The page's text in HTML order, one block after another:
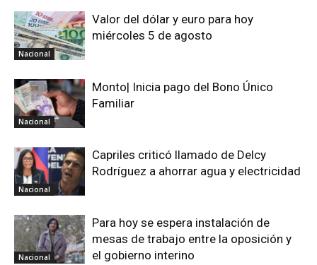
Nacional
Valor del dólar y euro para hoy
miércoles 5 de agosto
Nacional
Monto| Inicia pago del Bono Único
Familiar
Nacional
Capriles criticó llamado de Delcy
Rodríguez a ahorrar agua y electricidad
Nacional
Para hoy se espera instalación de
mesas de trabajo entre la oposición y
el gobierno interino